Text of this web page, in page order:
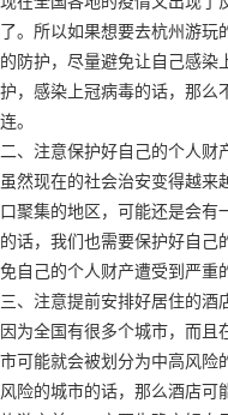
了。所以如果想要去杭州游玩
的防护，尽量避免让自己感染
护，感染上冠病毒的话，那么
连。
二、注意保护好自己的个人财
虽然现在的社会治安变得越
口聚集的地区，可能还是会有
的话，我们也需要保护好自己
免自己的个人财产遭受到严重
三、注意提前安排好居住的酒
因为全国有很多个城市，而且
市可能就会被划分为中高风险
风险的城市的话，那么酒店可